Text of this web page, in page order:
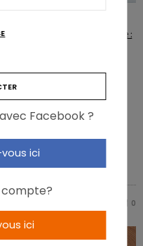
et insuffisance rénale :
asthme et
0
Facebook ?
ici
compte?
ici